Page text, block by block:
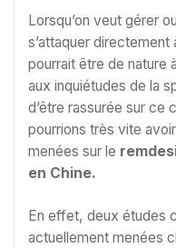
Lorsqu’on veut gérer
s’attaquer directement
pourrait être de nature
aux inquiétudes de la
d’être rassurée sur ce
pourrions très vite
menées sur le
en Chine.
En effet, deux études
actuellement menées